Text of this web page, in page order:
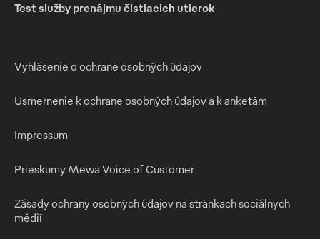
Test služby prenájmu čistiacich utierok
Vyhlásenie o ochrane osobných údajov
Usmernenie k ochrane osobných údajov a k anketám
Impressum
Prieskumy Mewa Voice of Customer
Zásady ochrany osobných údajov na stránkach sociálnych
médií